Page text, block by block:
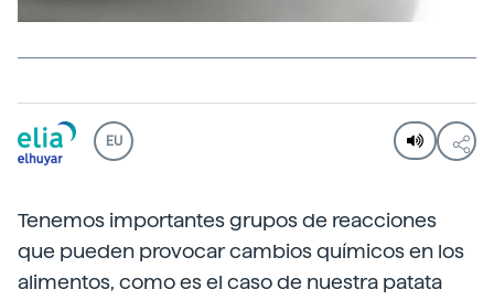
EU
Tenemos importantes grupos de reacciones
que pueden provocar cambios químicos en los
alimentos, como es el caso de nuestra patata